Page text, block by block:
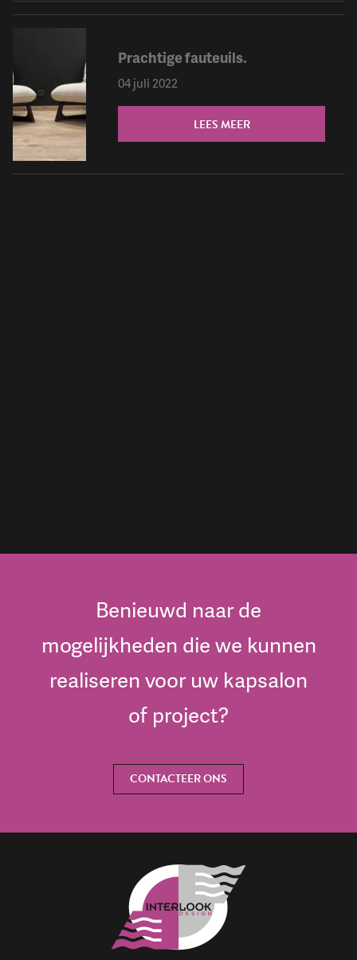
Prachtige fauteuils.
04 juli 2022
LEES MEER
Benieuwd naar de
mogelijkheden die we kunnen
realiseren voor uw kapsalon
of project?
CONTACTEER ONS